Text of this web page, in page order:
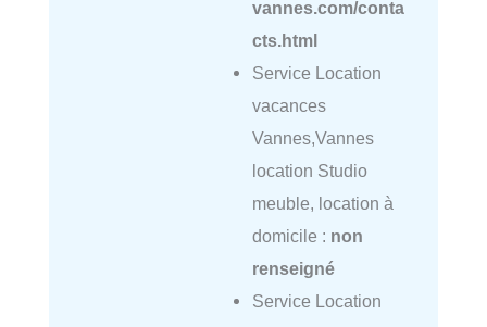
vannes.com/conta
cts.html
Service Location
vacances
Vannes,Vannes
location Studio
meuble, location à
domicile : non
renseigné
Service Location